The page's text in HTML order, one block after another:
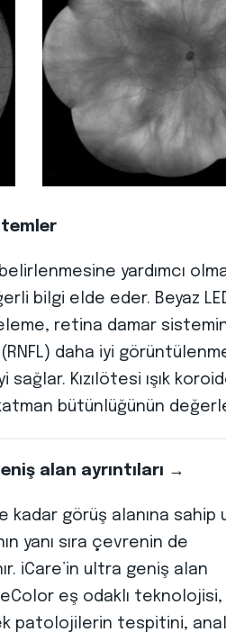
belirlenmesine yardımcı
bilgi elde eder. Beyaz
retina damar
daha iyi
Kızılötesi ışık
bütünlüğünün
alan ayrıntıları →
kadar görüş alanına
yanı sıra çevrenin de
iCare’in ultra geniş alan
eş odaklı teknolojisi,
patolojilerin tespitini,